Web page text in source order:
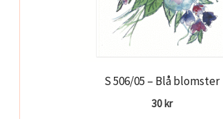
S 506/05 – Blå blomster
30kr